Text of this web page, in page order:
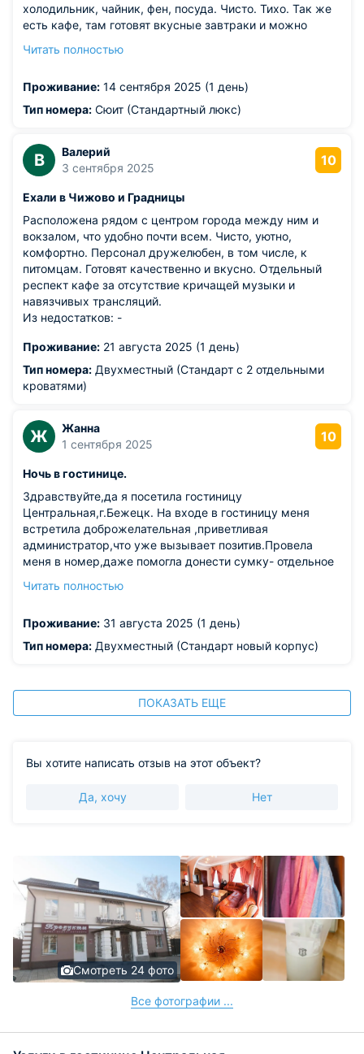
холодильник, чайник, фен, посуда. Чисто. Тихо. Так же
есть кафе, там готовят вкусные завтраки и можно
прием. Приедем еще.
Читать полностью
Проживание: 14 сентября 2025 (1 день)
Тип номера: Сюит (Стандартный люкс)
В
Валерий
3 сентября 2025
10
Ехали в Чижово и Градницы
Расположена рядом с центром города между ним и
вокзалом, что удобно почти всем. Чисто, уютно,
комфортно. Персонал дружелюбен, в том числе, к
питомцам. Готовят качественно и вкусно. Отдельный
респект кафе за отсутствие кричащей музыки и
навязчивых трансляций.
Из недостатков: -
Проживание: 21 августа 2025 (1 день)
Тип номера: Двухместный (Стандарт с 2 отдельными
кроватями)
Ж
Жанна
1 сентября 2025
10
Ночь в гостинице.
Здравствуйте,да я посетила гостиницу
Центральная,г.Бежецк. На входе в гостиницу меня
встретила доброжелательная ,приветливая
администратор,что уже вызывает позитив.Провела
меня в номер,даже помогла донести сумку- отдельное
номере есть всё необходимое - холодильник, чайник,
Постельное белье, полотенца чистые,
выглаженные,приятно было пользоваться и отдыхать.На
властям рекомендую задуматься. В следующий раз
,когда будет необходимость остановлюсь в этой
Читать полностью
Проживание: 31 августа 2025 (1 день)
Тип номера: Двухместный (Стандарт новый корпус)
ПОКАЗАТЬ ЕЩЕ
Вы хотите написать отзыв на этот объект?
Да, хочу Нет
Смотреть 24 фото
Все фотографии ...